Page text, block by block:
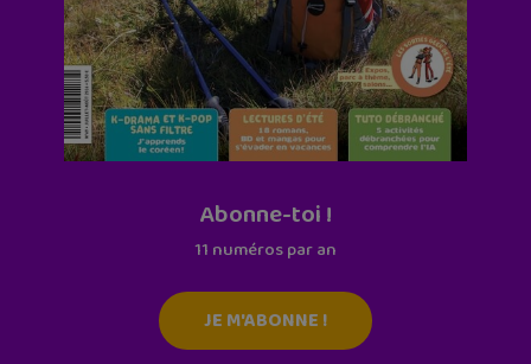
Abonne-toi !
11 numéros par an
JE M'ABONNE !